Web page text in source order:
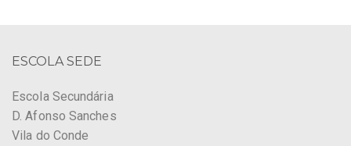
ESCOLA SEDE
Escola Secundária
D. Afonso Sanches
Vila do Conde